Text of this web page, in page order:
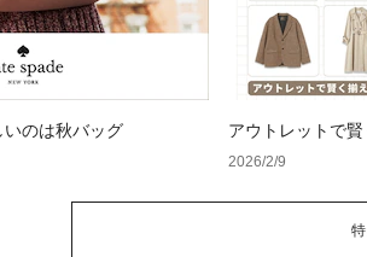
のは秋バッグ
アウトレットで賢
アウター
2026/2/9